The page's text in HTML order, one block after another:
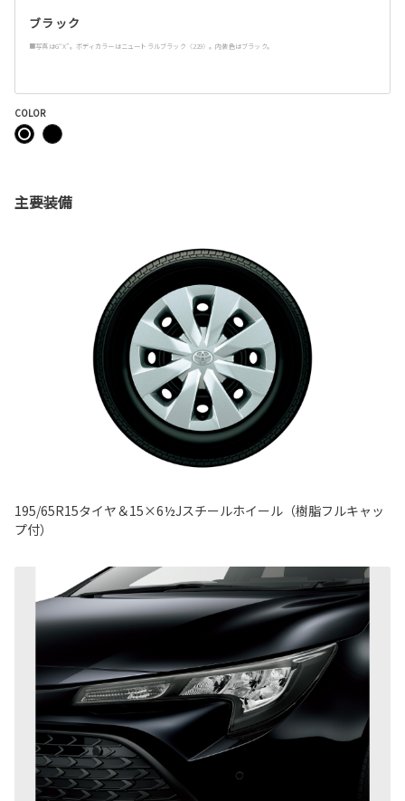
ブラック
■写真はG“X”。ボディカラーはニュートラルブラック〈229〉。内装色はブラック。
COLOR
主要装備
195/65R15タイヤ＆15×6½Jスチールホイール（樹脂フルキャッ
プ付）